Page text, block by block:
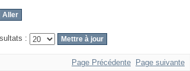
:
Page Précédente Page suivante